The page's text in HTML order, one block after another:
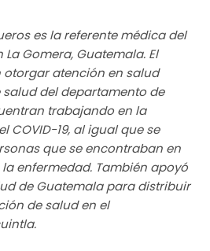
es la referente médica del
La Gomera, Guatemala. El
atención en salud
del departamento de
trabajando en la
COVID-19, al igual que se
que se encontraban en
enfermedad. También apoyó
de Guatemala para distribuir
de salud en el